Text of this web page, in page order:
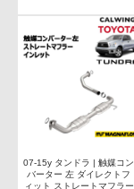
07-15y タンドラ | 触媒コン
バーター 左 ダイレクトフ
ィット ストレートマフラー